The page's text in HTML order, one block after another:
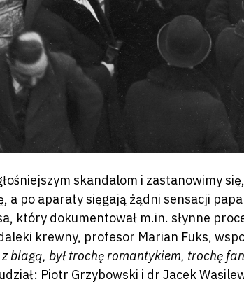
skandalom i zastanowimy
a po aparaty sięgają żądni sensacji
który dokumentował m.in. słynne
krewny, profesor Marian Fuks,
blagą, był trochę romantykiem, trochę
Piotr Grzybowski i dr Jacek